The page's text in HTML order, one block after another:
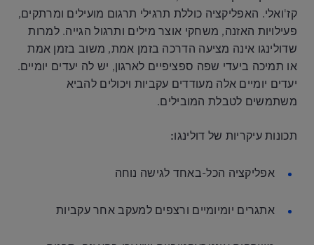
קז'ואלי. האפליקציה כוללת תרגילי תרגום מועילים ומרתקים,
פעילויות האזנה, משחקי אוצר מילים ותרגול הגייה. למרות
שדולינגו אינה מציעה הדרכה בזמן אמת, משוב בזמן אמת
או תמיכה ביעדי שפה ספציפיים לארגון, יש לה יעדים יומיים.
יעדים יומיים אלה מעודדים עקביות ויכולים להביא
משתמשים לטבלת המובילים.
תכונות עיקריות של דולינגו:
אפליקציה הכל-באחד לגישה נוחה
אתגרים יומיומיים ורצפים למעקב אחר עקביות